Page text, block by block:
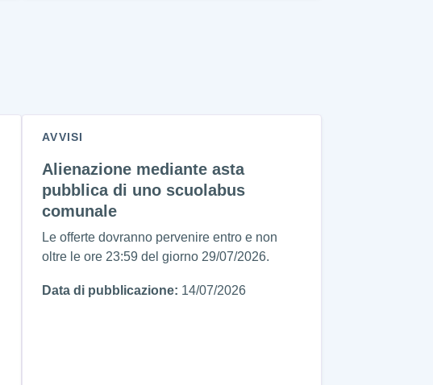
AVVISI
Alienazione mediante asta
pubblica di uno scuolabus
comunale
Le offerte dovranno pervenire entro e non
oltre le ore 23:59 del giorno 29/07/2026.
Data di pubblicazione: 14/07/2026